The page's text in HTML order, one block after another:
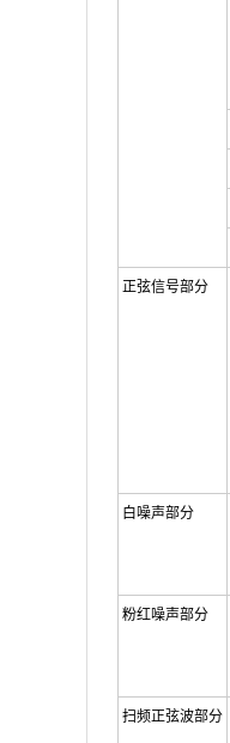
正弦信号部分
白噪声部分
粉红噪声部分
扫频正弦波部分